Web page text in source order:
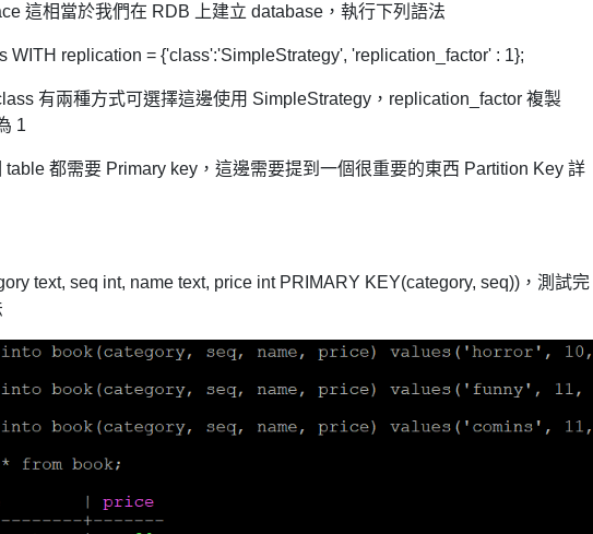
這相當於我們在 RDB 上建立 database，執行下列語法
WITH replication = {'class':'SimpleStrategy', 'replication_factor' : 1};
有兩種方式可選擇這邊使用 SimpleStrategy，replication_factor 複製
1
都需要 Primary key，這邊需要提到一個很重要的東西 Partition Key 詳
text, seq int, name text, price int PRIMARY KEY(category, seq))，測試完